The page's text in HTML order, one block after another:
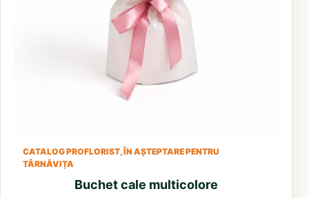
CATALOG PROFLORIST, ÎN AȘTEPTARE PENTRU
TÂRNĂVIȚA
Buchet cale multicolore